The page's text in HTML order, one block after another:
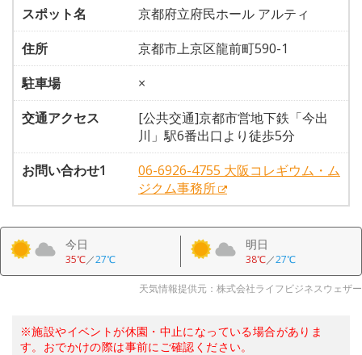
スポット名
京都府立府民ホール アルティ
住所
京都市上京区龍前町590-1
駐車場
×
交通アクセス
[公共交通]京都市営地下鉄「今出
川」駅6番出口より徒歩5分
お問い合わせ1
06-6926-4755 大阪コレギウム・ム
ジクム事務所
今日
35℃／27℃
明日
38℃／27℃
天気情報提供元：株式会社ライフビジネスウェザー
※施設やイベントが休園・中止になっている場合がありま
す。おでかけの際は事前にご確認ください。